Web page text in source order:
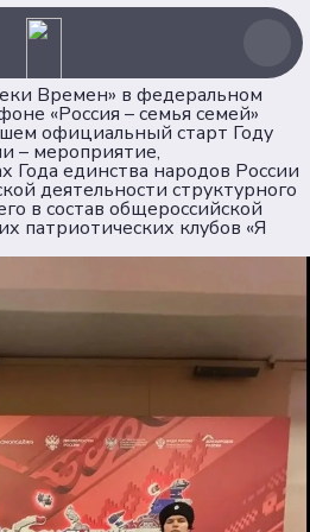
Времен» в федеральном
«Россия – семья семей»
официальный старт Году
– мероприятие,
Года единства народов России
деятельности структурного
в состав общероссийской
патриотических клубов «Я
персональных данных